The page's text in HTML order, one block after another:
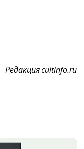
Редакция cultinfo.ru